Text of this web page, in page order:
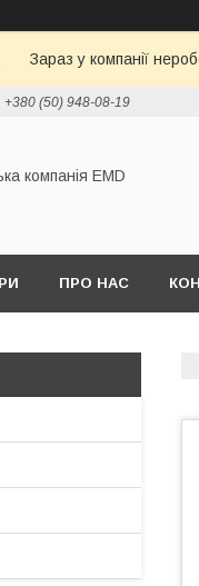
Зараз у компанії
+380 (50) 948-08-19
компанія EMD
ПРО НАС